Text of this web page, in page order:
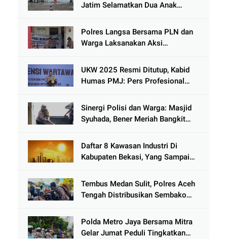
Jatim Selamatkan Dua Anak
Kenjeran
Polres Langsa Bersama PLN dan
Warga Laksanakan Aksi
Tamiang
UKW 2025 Resmi Ditutup, Kabid
Humas PMJ: Pers Profesional
Hoaks
Sinergi Polisi dan Warga: Masjid
Syuhada, Bener Meriah Bangkit
Daftar 8 Kawasan Industri Di
Kabupaten Bekasi, Yang Sampai
Tembus Medan Sulit, Polres Aceh
Tengah Distribusikan Sembako
Jamat
Polda Metro Jaya Bersama Mitra
Gelar Jumat Peduli Tingkatkan